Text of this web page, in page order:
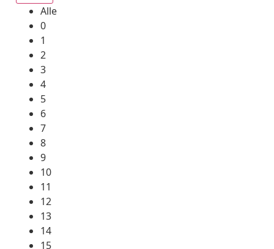
Alle
0
1
2
3
4
5
6
7
8
9
10
11
12
13
14
15